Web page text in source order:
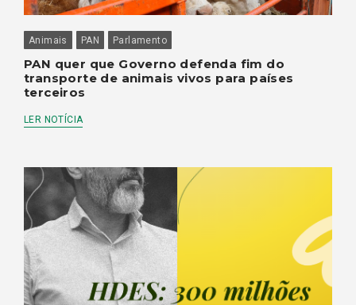
Animais PAN Parlamento
PAN quer que Governo defenda fim do
transporte de animais vivos para países
terceiros
LER NOTÍCIA